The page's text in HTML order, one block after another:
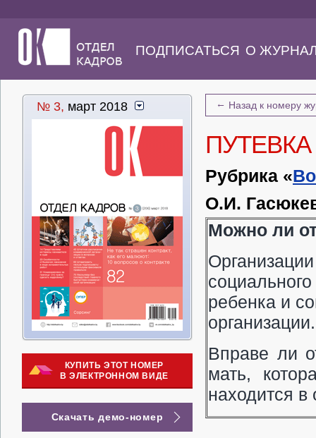
ПОДПИСАТЬСЯ О
№ 3, март 2018
КУПИТЬ ЭТОТ НОМЕР
В ЭЛЕКТРОННОМ ВИДЕ
Скачать демо-номер
← Назад к номеру
Рубрика «
О.И.
Можно ли
ребенка и
организации.
Вправе ли
мать,
находится в